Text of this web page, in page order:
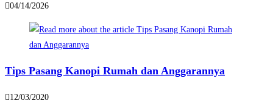
04/14/2026
Tips Pasang Kanopi Rumah dan Anggarannya
12/03/2020